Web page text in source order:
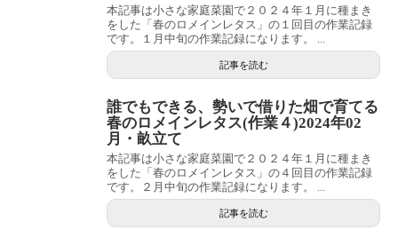
本記事は小さな家庭菜園で２０２４年１月に種まき
をした「春のロメインレタス」の１回目の作業記録
です。１月中旬の作業記録になります。 ...
記事を読む
誰でもできる、勢いで借りた畑で育てる
春のロメインレタス(作業４)2024年02
月・畝立て
本記事は小さな家庭菜園で２０２４年１月に種まき
をした「春のロメインレタス」の４回目の作業記録
です。２月中旬の作業記録になります。 ...
記事を読む